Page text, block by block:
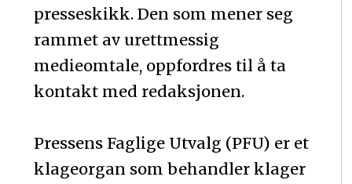
presseskikk. Den som mener seg
rammet av urettmessig
medieomtale, oppfordres til å ta
kontakt med redaksjonen.
Pressens Faglige Utvalg (PFU) er et
klageorgan som behandler klager